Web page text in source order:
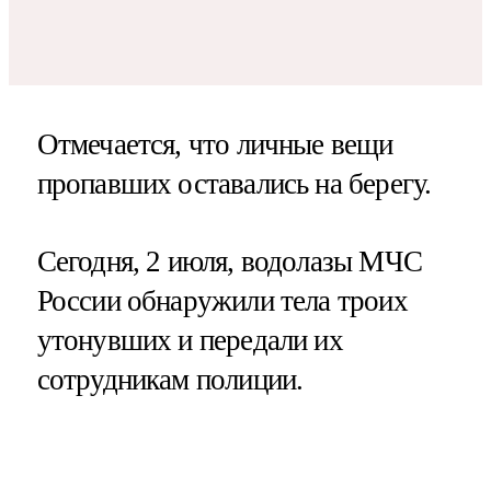
Отмечается, что личные вещи
пропавших оставались на берегу.
Сегодня, 2 июля, водолазы МЧС
России обнаружили тела троих
утонувших и передали их
сотрудникам полиции.